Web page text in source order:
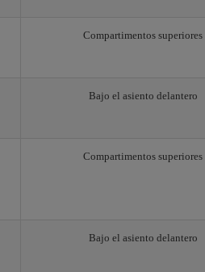
Compartimentos superiores
Bajo el asiento delantero
Compartimentos superiores
Bajo el asiento delantero